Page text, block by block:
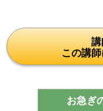
この講
お急ぎ